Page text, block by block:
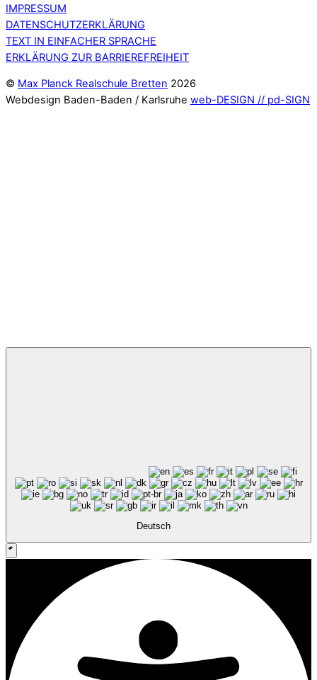
IMPRESSUM
DATENSCHUTZERKLÄRUNG
TEXT IN EINFACHER SPRACHE
ERKLÄRUNG ZUR BARRIEREFREIHEIT
© Max Planck Realschule Bretten 2026
Webdesign Baden-Baden / Karlsruhe web-DESIGN // pd-SIGN
Deutsch